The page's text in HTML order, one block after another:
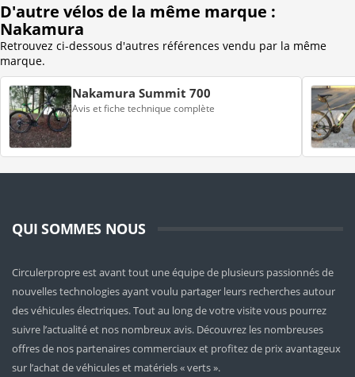
D'autre vélos de la même marque :
Nakamura
Retrouvez ci-dessous d'autres références vendu par la même
marque.
Nakamura Summit 700
Avis et fiche technique complète
QUI SOMMES NOUS
Circulerpropre est avant tout une équipe de plusieurs passionnés de
nouvelles technologies ayant voulu partager leurs recherches autour
des véhicules électriques. Tout au long de votre visite vous pourrez
suivre l’actualité et nos nombreux avis. Découvrez les nombreuses
offres de nos partenaires commerciaux et profitez de prix avantageux
sur l’achat de véhicules et matériels « verts ».